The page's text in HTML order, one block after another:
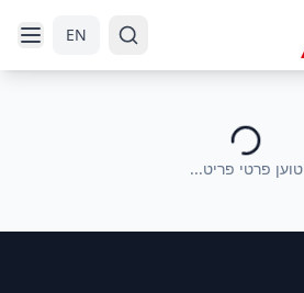
EN
טוען פרטי פריט...